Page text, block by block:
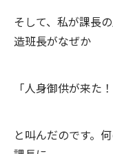
そして、私が課長
造班長がなぜか
「人身御供が来た
と叫んだのです。